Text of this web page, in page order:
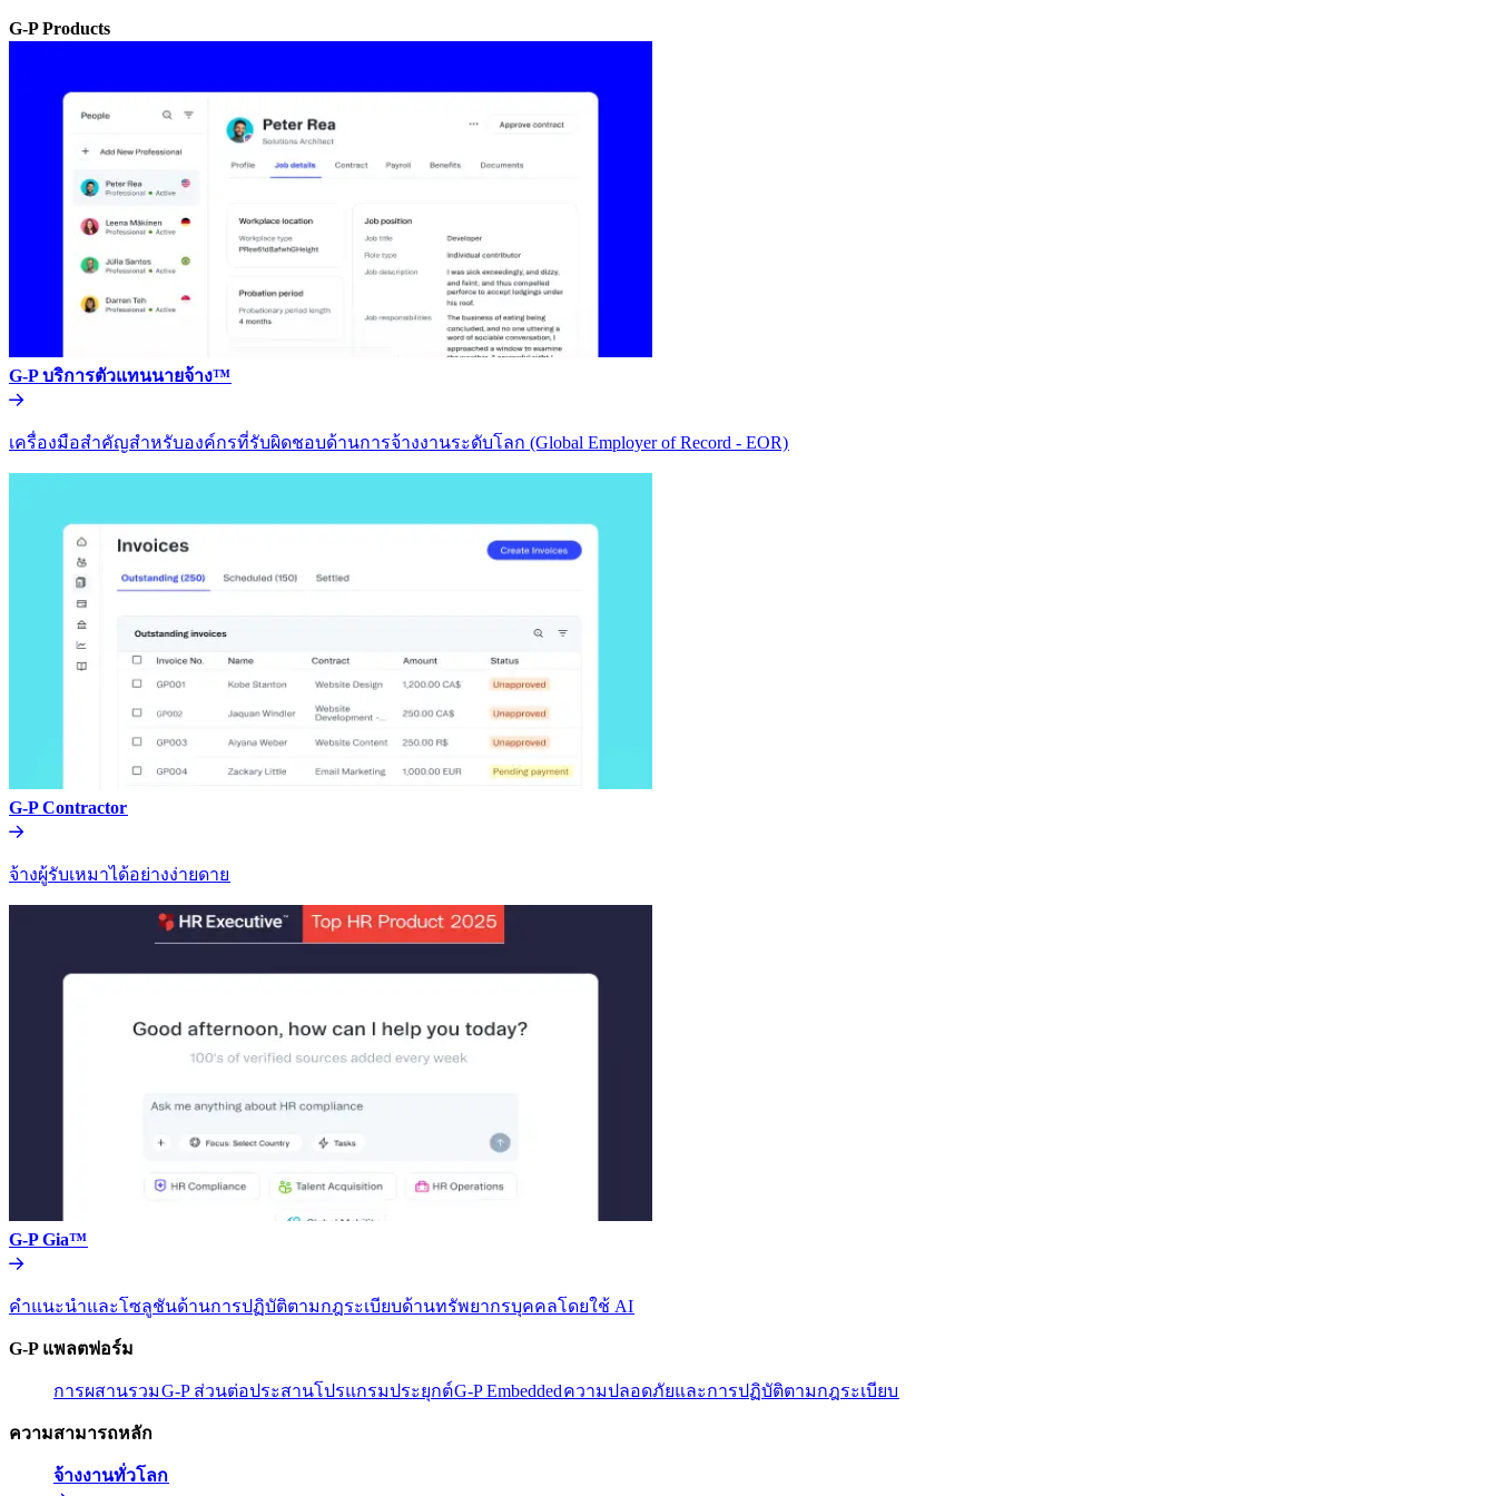
G-P Products​​
G-P บริการตัวแทนนายจ้าง™​​
เครื่องมือสำคัญสำหรับองค์กรที่รับผิดชอบด้านการจ้างงานระดับโลก (Global Employer of Record - EOR)​​
G-P Contractor​​
จ้างผู้รับเหมาได้อย่างง่ายดาย​​
G-P Gia™​​
คำแนะนำและโซลูชันด้านการปฏิบัติตามกฎระเบียบด้านทรัพยากรบุคคลโดยใช้ AI​​
G-P แพลตฟอร์ม​​
การผสานรวม​​G-P ส่วนต่อประสานโปรแกรมประยุกต์​​G-P Embedded​​ความปลอดภัยและการปฏิบัติตามกฎระเบียบ​​
ความสามารถหลัก​​
จ้างงานทั่วโลก​​